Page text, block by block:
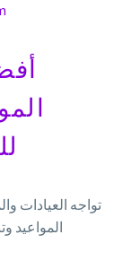
تواجه العيادات
المواعيد